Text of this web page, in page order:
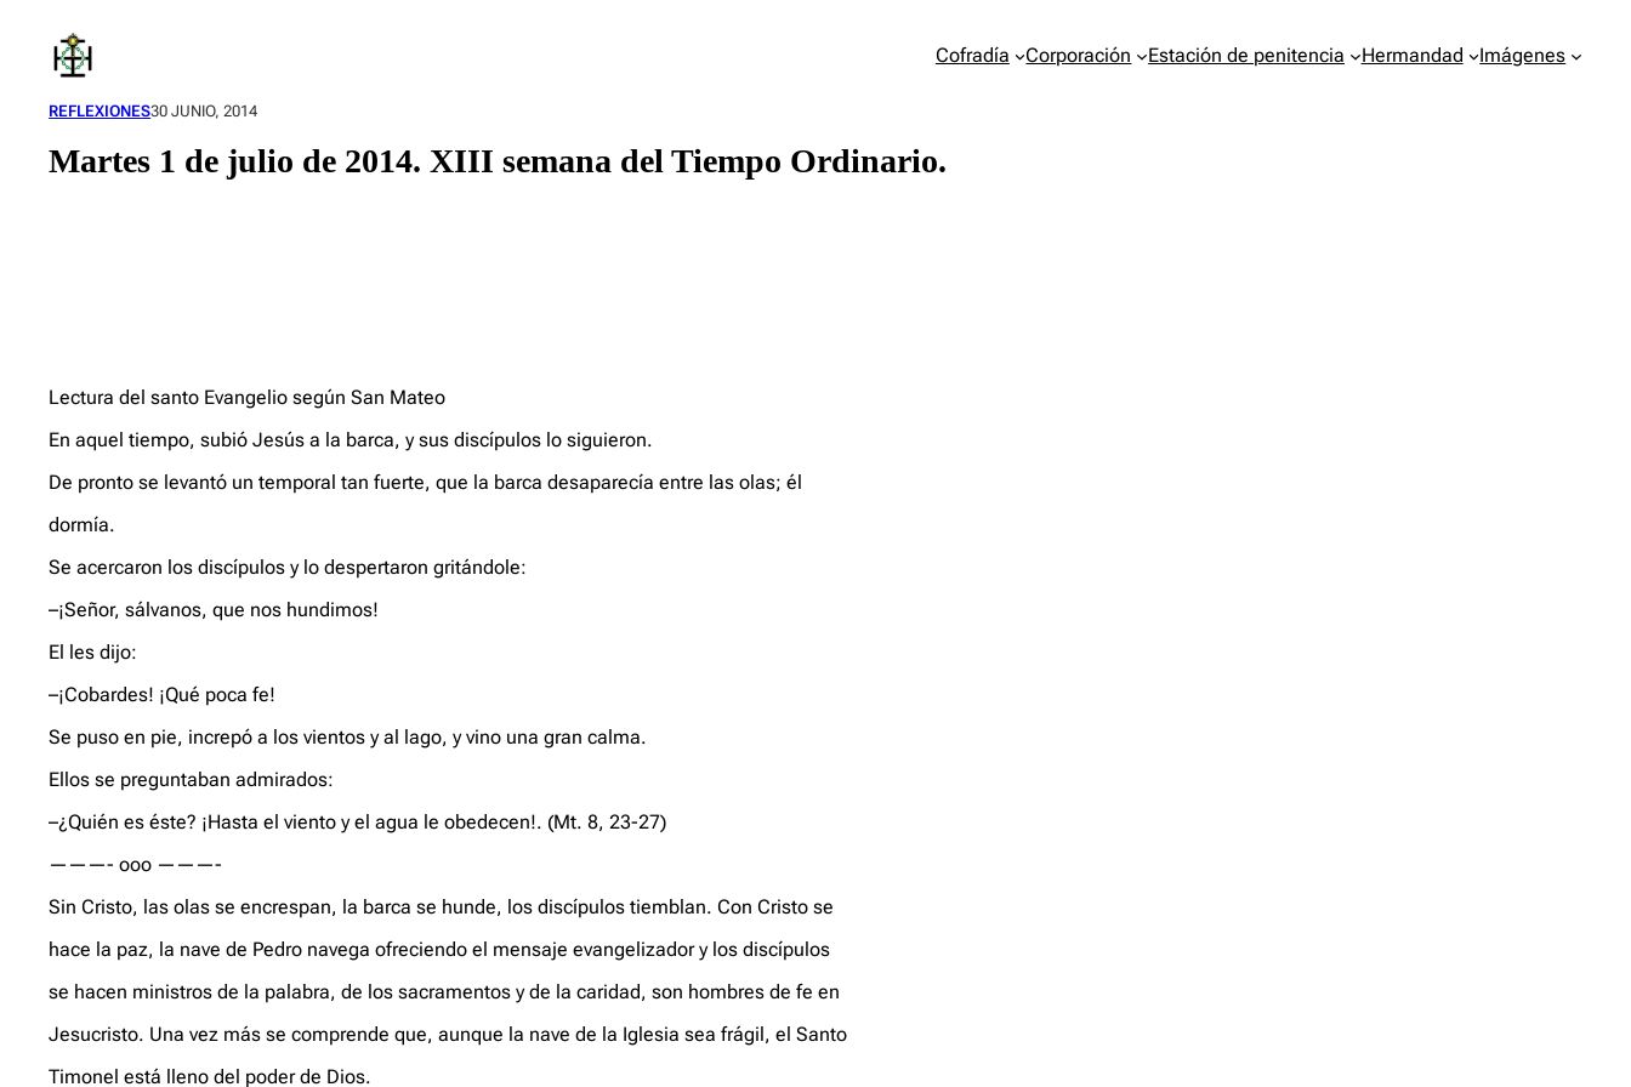
contenido
Cofradía Corporación Estación de penitencia Hermandad Imágenes
REFLEXIONES30 JUNIO, 2014
Martes 1 de julio de 2014. XIII semana del Tiempo Ordinario.
Lectura del santo Evangelio según San Mateo
En aquel tiempo, subió Jesús a la barca, y sus discípulos lo siguieron.
De pronto se levantó un temporal tan fuerte, que la barca desaparecía entre las olas; él
dormía.
Se acercaron los discípulos y lo despertaron gritándole:
–¡Señor, sálvanos, que nos hundimos!
El les dijo:
–¡Cobardes! ¡Qué poca fe!
Se puso en pie, increpó a los vientos y al lago, y vino una gran calma.
Ellos se preguntaban admirados:
–¿Quién es éste? ¡Hasta el viento y el agua le obedecen!. (Mt. 8, 23-27)
———- ooo ———-
Sin Cristo, las olas se encrespan, la barca se hunde, los discípulos tiemblan. Con Cristo se
hace la paz, la nave de Pedro navega ofreciendo el mensaje evangelizador y los discípulos
se hacen ministros de la palabra, de los sacramentos y de la caridad, son hombres de fe en
Jesucristo. Una vez más se comprende que, aunque la nave de la Iglesia sea frágil, el Santo
Timonel está lleno del poder de Dios.